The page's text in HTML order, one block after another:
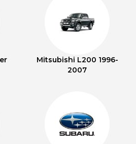
Mitsubishi L200 1996-
2007